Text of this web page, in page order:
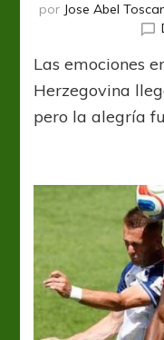
por Jose Abel
Las emociones
Herzegovina
pero la alegría